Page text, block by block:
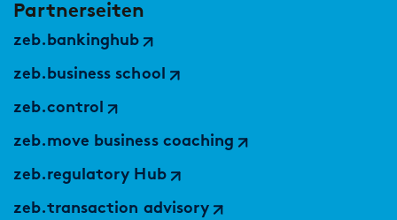
Partnerseiten
zeb.bankinghub
zeb.business school
zeb.control
zeb.move business coaching
zeb.regulatory Hub
zeb.transaction advisory